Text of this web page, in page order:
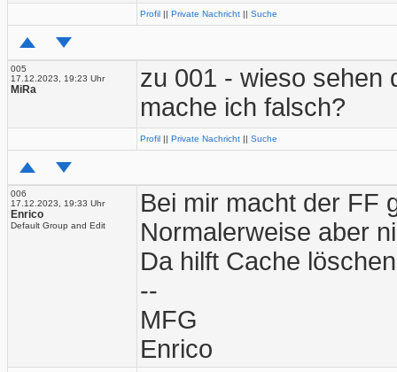
Profil || Private Nachricht || Suche
005
17.12.2023, 19:23 Uhr
MiRa
zu 001 - wieso sehen
mache ich falsch?
Profil || Private Nachricht || Suche
006
17.12.2023, 19:33 Uhr
Enrico
Default Group and Edit
Bei mir macht der FF
Normalerweise aber
Da hilft Cache
--
MFG
Enrico